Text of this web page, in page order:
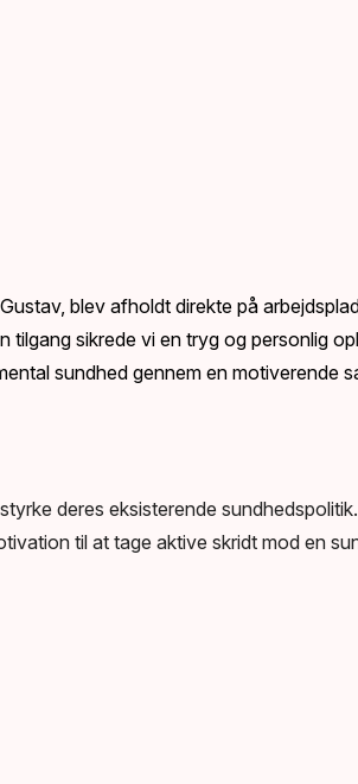
blev afholdt direkte på
sikrede vi en tryg og personlig
sundhed gennem en motiverende
deres eksisterende
til at tage aktive skridt mod en